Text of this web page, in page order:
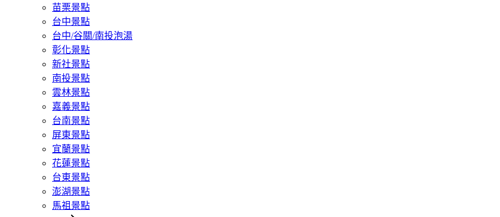
苗栗景點
台中景點
台中/谷關/南投泡湯
彰化景點
新社景點
南投景點
雲林景點
嘉義景點
台南景點
屏東景點
宜蘭景點
花蓮景點
台東景點
澎湖景點
馬祖景點